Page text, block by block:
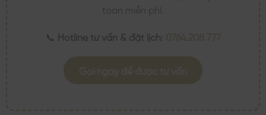
toàn miễn phí.
📞 Hotline tư vấn & đặt lịch: